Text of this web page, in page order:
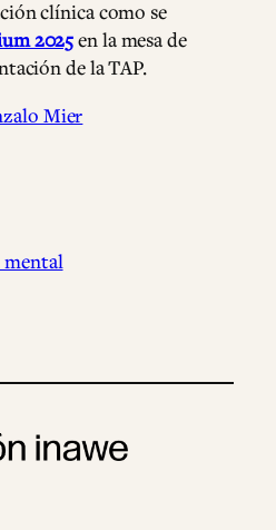
clínica como se
2025en la mesa de
de la TAP.
Mier
mental